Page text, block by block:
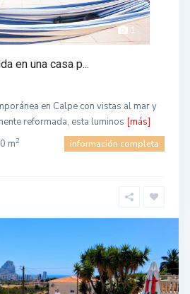
1
en una casa p...
en Calpe con vistas al mar y
reformada, esta luminos [más]
m2 información completa